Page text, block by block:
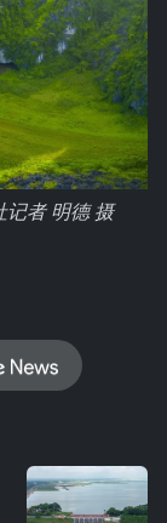
记者 明德 摄